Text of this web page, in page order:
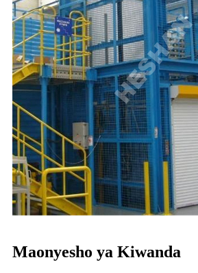
Maonyesho ya Kiwanda